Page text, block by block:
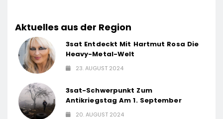
Aktuelles aus der Region
3sat Entdeckt Mit Hartmut Rosa Die
Heavy-Metal-Welt
23. AUGUST 2024
3sat-Schwerpunkt Zum
Antikriegstag Am 1. September
20. AUGUST 2024